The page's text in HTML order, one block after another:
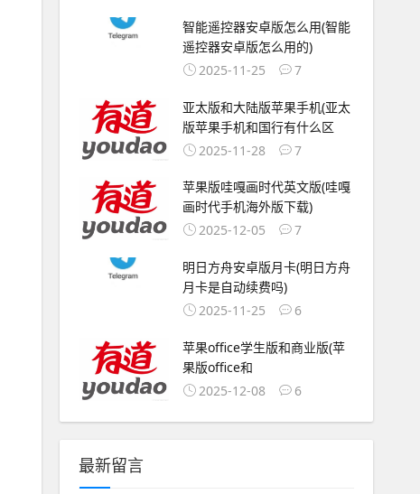
智能遥控器安卓版怎么用(智能
遥控器安卓版怎么用的)
2025-11-25
7
亚太版和大陆版苹果手机(亚太
版苹果手机和国行有什么区
2025-11-28
7
苹果版哇嘎画时代英文版(哇嘎
画时代手机海外版下载)
2025-12-05
7
明日方舟安卓版月卡(明日方舟
月卡是自动续费吗)
2025-11-25
6
苹果office学生版和商业版(苹
果版office和
2025-12-08
6
最新留言